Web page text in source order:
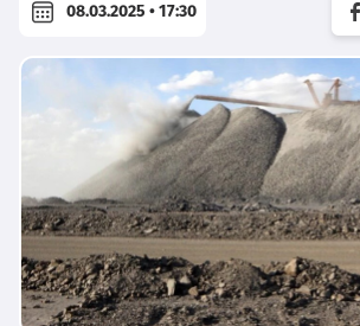
08.03.2025 • 17:30